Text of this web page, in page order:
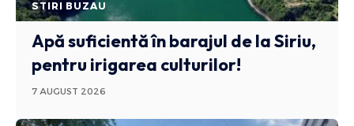
STIRI BUZAU
Apă suficientă în barajul de la Siriu,
pentru irigarea culturilor!
7 AUGUST 2026